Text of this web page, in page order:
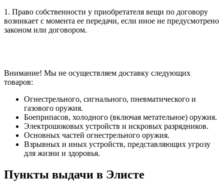
1. Право собственности у приобретателя вещи по договору
возникает с момента ее передачи, если иное не предусмотрено
законом или договором.
Внимание! Мы не осуществляем доставку следующих
товаров:
Огнестрельного, сигнального, пневматического и
газового оружия.
Боеприпасов, холодного (включая метательное) оружия.
Электрошоковых устройств и искровых разрядников.
Основных частей огнестрельного оружия.
Взрывных и иных устройств, представляющих угрозу
для жизни и здоровья.
Пункты выдачи в Элисте